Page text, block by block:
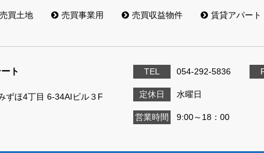
売買土地 売買事業用 売買収益物件
賃貸アパート
ト
ずほ4丁目 6-34AIビル３F
TEL 054-292-5836
定休日 水曜日
営業時間 9:00～18：00